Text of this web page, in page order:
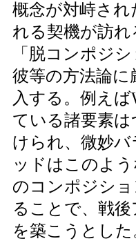
概念が対峙さ
れる契機が訪れ
「脱コンポジ
彼等の方法論
入する。例え
ている諸要素
けられ、微妙
ッドはこのよ
のコンポジシ
ることで、戦
を築こうとした